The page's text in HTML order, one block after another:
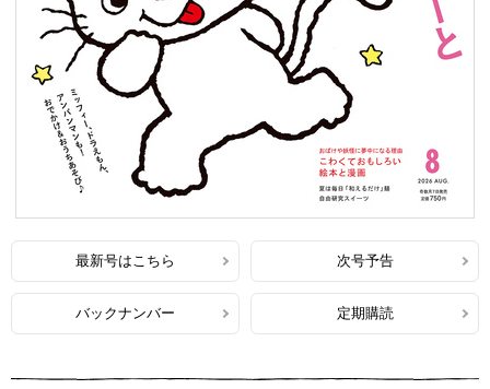
最新号はこちら 次号予告
バックナンバー 定期購読